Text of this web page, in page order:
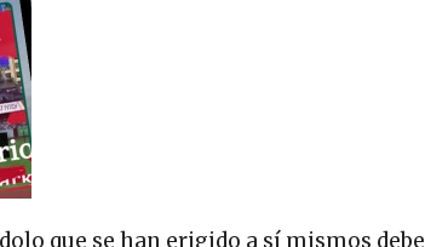
que se han erigido a sí mismos debe